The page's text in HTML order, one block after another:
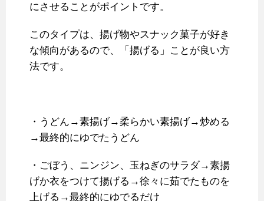
にさせることがポイントです。
このタイプは、揚げ物やスナック菓子が好き
な傾向があるので、「揚げる」ことが良い方
法です。
・うどん→素揚げ→柔らかい素揚げ→炒める
→最終的にゆでたうどん
・ごぼう、ニンジン、玉ねぎのサラダ→素揚
げか衣をつけて揚げる→徐々に茹でたものを
上げる→最終的にゆでるだけ